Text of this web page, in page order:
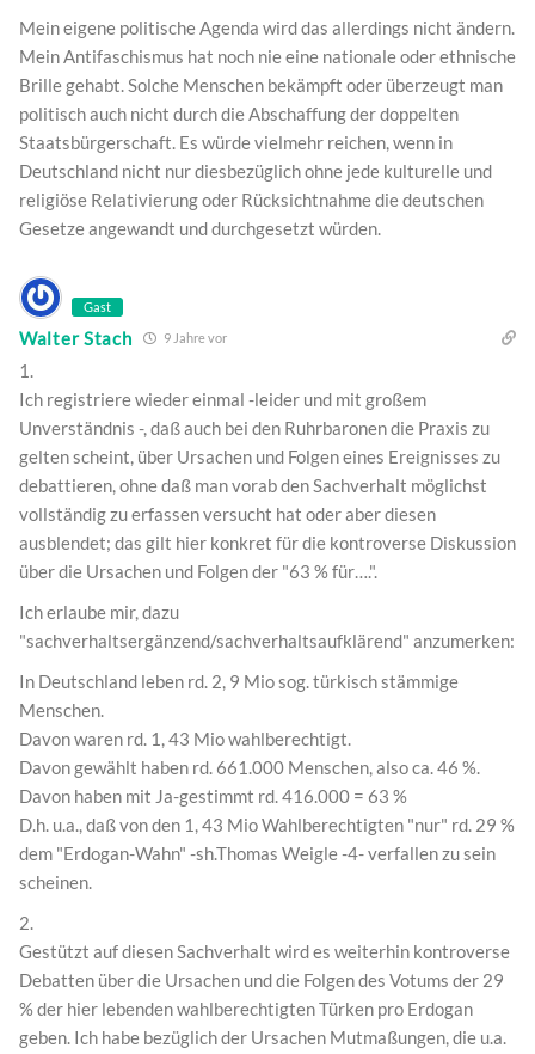
Mein eigene politische Agenda wird das allerdings nicht ändern.
Mein Antifaschismus hat noch nie eine nationale oder ethnische
Brille gehabt. Solche Menschen bekämpft oder überzeugt man
politisch auch nicht durch die Abschaffung der doppelten
Staatsbürgerschaft. Es würde vielmehr reichen, wenn in
Deutschland nicht nur diesbezüglich ohne jede kulturelle und
religiöse Relativierung oder Rücksichtnahme die deutschen
Gesetze angewandt und durchgesetzt würden.
Gast
Walter Stach 9 Jahre vor
1.
Ich registriere wieder einmal -leider und mit großem
Unverständnis -, daß auch bei den Ruhrbaronen die Praxis zu
gelten scheint, über Ursachen und Folgen eines Ereignisses zu
debattieren, ohne daß man vorab den Sachverhalt möglichst
vollständig zu erfassen versucht hat oder aber diesen
ausblendet; das gilt hier konkret für die kontroverse Diskussion
über die Ursachen und Folgen der "63 % für….".
Ich erlaube mir, dazu
"sachverhaltsergänzend/sachverhaltsaufklärend" anzumerken:
In Deutschland leben rd. 2, 9 Mio sog. türkisch stämmige
Menschen.
Davon waren rd. 1, 43 Mio wahlberechtigt.
Davon gewählt haben rd. 661.000 Menschen, also ca. 46 %.
Davon haben mit Ja-gestimmt rd. 416.000 = 63 %
D.h. u.a., daß von den 1, 43 Mio Wahlberechtigten "nur" rd. 29 %
dem "Erdogan-Wahn" -sh.Thomas Weigle -4- verfallen zu sein
scheinen.
2.
Gestützt auf diesen Sachverhalt wird es weiterhin kontroverse
Debatten über die Ursachen und die Folgen des Votums der 29
% der hier lebenden wahlberechtigten Türken pro Erdogan
geben. Ich habe bezüglich der Ursachen Mutmaßungen, die u.a.